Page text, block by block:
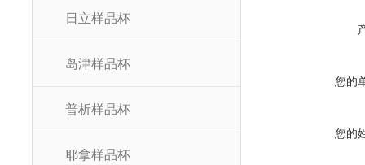
日立样品杯
岛津样品杯
普析样品杯
耶拿样品杯
您的
您的